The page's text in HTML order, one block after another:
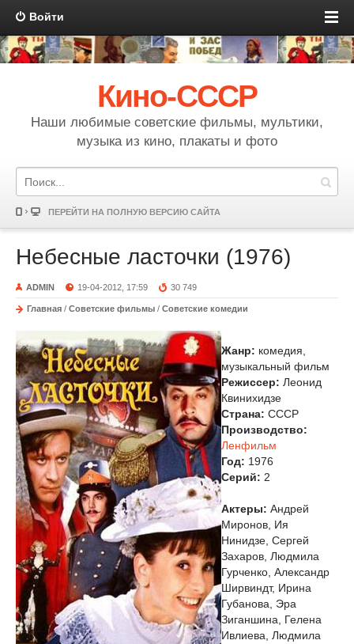
Войти
Кино-СССР
Наши любимые советские фильмы, мультики,
музыка из кино, плакаты и фото
ПЕРЕЙТИ НА ПОЛНУЮ ВЕРСИЮ САЙТА
Небесные ласточки (1976)
ADMIN 19-04-2012, 17:59 30 749
Главная / Советские фильмы / Советские комедии
Жанр: комедия,
музыкальный фильм
Режиссер: Леонид
Квинихидзе
Страна: СССР
Производство:
Ленфильм
Год: 1976
Cерий: 2
Актеры: Андрей
Миронов, Ия
Нинидзе, Сергей
Захаров, Людмила
Гурченко, Александр
Ширвиндт, Ирина
Губанова, Эра
Зиганшина, Гелена
Ивлиева, Людмила